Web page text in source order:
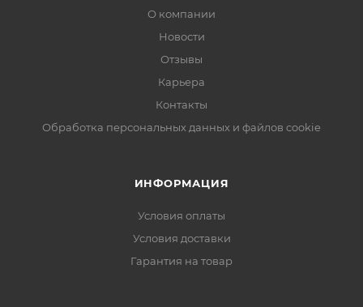
О компании
Новости
Отзывы
Карьера
Контакты
Обработка персональных данных и файлов cookie
ИНФОРМАЦИЯ
Условия оплаты
Условия доставки
Гарантия на товар